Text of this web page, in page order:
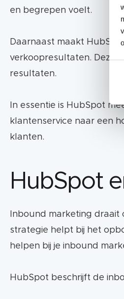
: Eenvoudige
Service : Efficiënte
Kosten en integraties
HubSpot biedt diverse
andere systemen,
Scherp Online is officieel
en begrepen voelt.
Daarnaast maakt
verkoopresultaten. Deze
resultaten.
In essentie is HubSpot
klantenservice naar een
klanten.
HubSpot
Inbound marketing
strategie helpt bij het
helpen bij je inbound
HubSpot beschrijft de